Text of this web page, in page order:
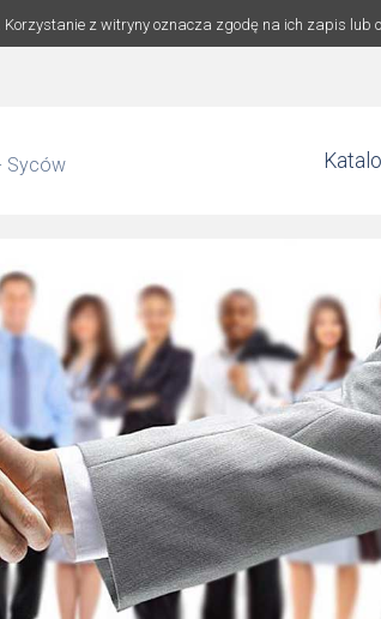
Korzystanie z witryny oznacza zgodę na ich zapis
Syców